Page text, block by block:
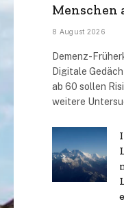
Menschen
8 August 2026
Demenz-
Digitale
ab 60 sollen
weitere